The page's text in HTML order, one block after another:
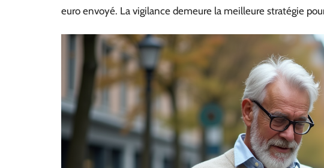
euro envoyé. La vigilance demeure la meilleure stratégie